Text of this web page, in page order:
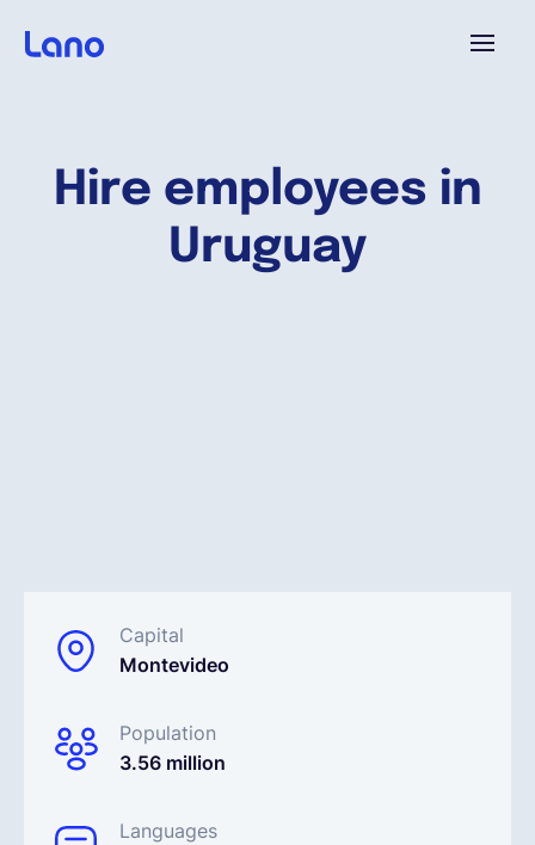
Hire employees in
Uruguay
Capital
Montevideo
Population
3.56 million
Languages
Pourquoi Lano?
Demander une démo
EOR & Payroll
Contractor Management